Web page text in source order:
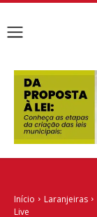
Início Laranjeiras
Live